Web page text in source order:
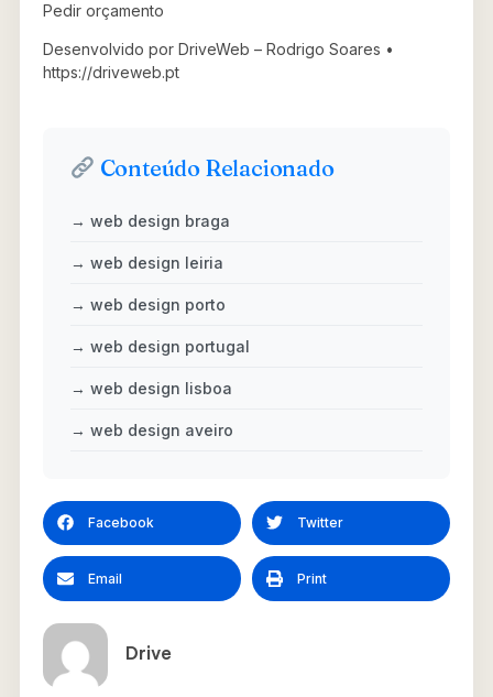
Pedir orçamento
Desenvolvido por DriveWeb – Rodrigo Soares •
https://driveweb.pt
Conteúdo Relacionado
→ web design braga
→ web design leiria
→ web design porto
→ web design portugal
→ web design lisboa
→ web design aveiro
Facebook Twitter
Email Print
Drive